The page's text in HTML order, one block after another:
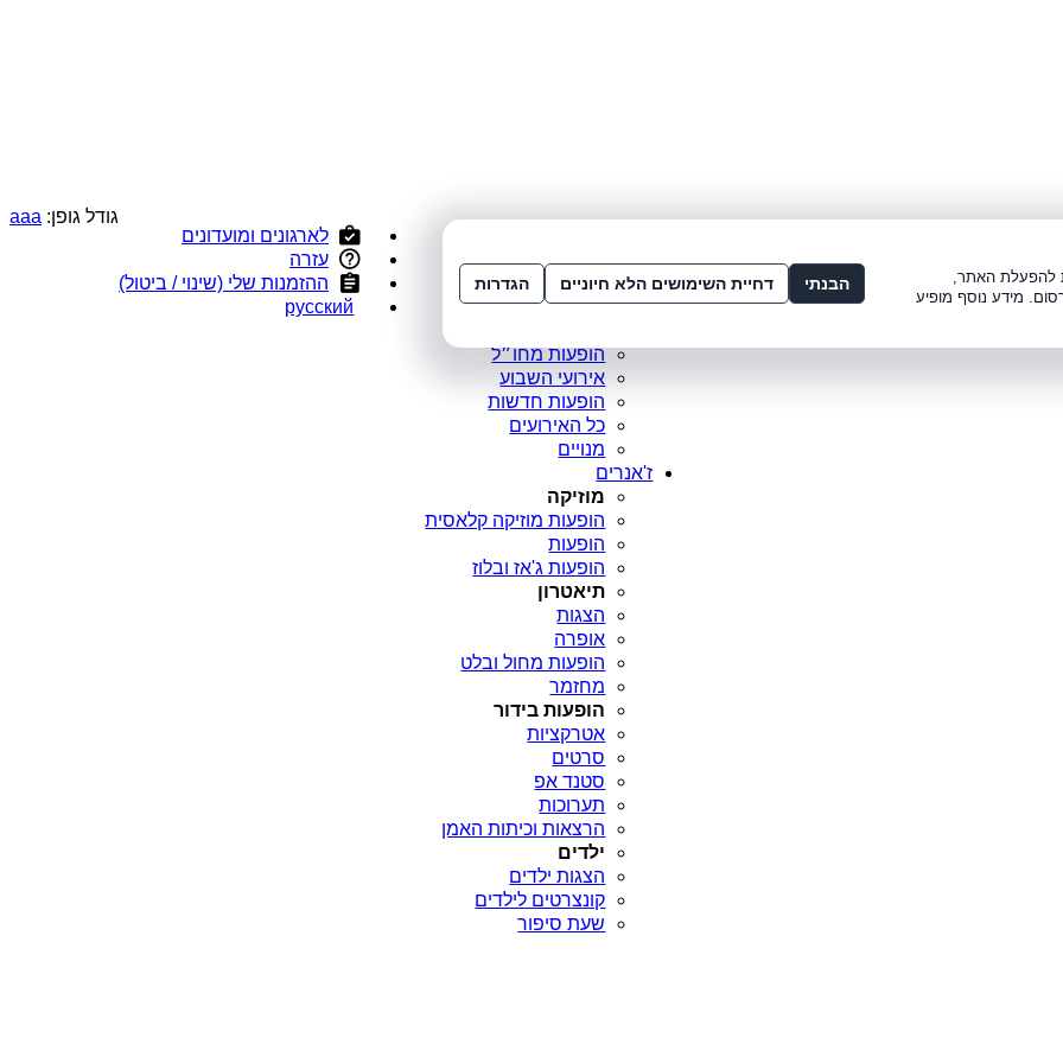
גודל גופן: aaa
עמוד ראשי
סופר פרייס
מופעים מומלצים
הופעות מחו״ל
אירועי השבוע
הופעות חדשות
כל האירועים
מנויים
ז'אנרים
מוזיקה
הופעות מוזיקה קלאסית
הופעות
הופעות ג'אז ובלוז
תיאטרון
הצגות
אופרה
הופעות מחול ובלט
מחזמר
הופעות בידור
אטרקציות
סרטים
סטנד אפ
תערוכות
הרצאות וכיתות האמן
ילדים
הצגות ילדים
קונצרטים לילדים
שעת סיפור
לארגונים ומועדונים
עזרה
ההזמנות שלי (שינוי / ביטול)
русский
להפעלת האתר,
מידע נוסף מופיע
הבנתי דחיית השימושים הלא חיוניים הגדרות